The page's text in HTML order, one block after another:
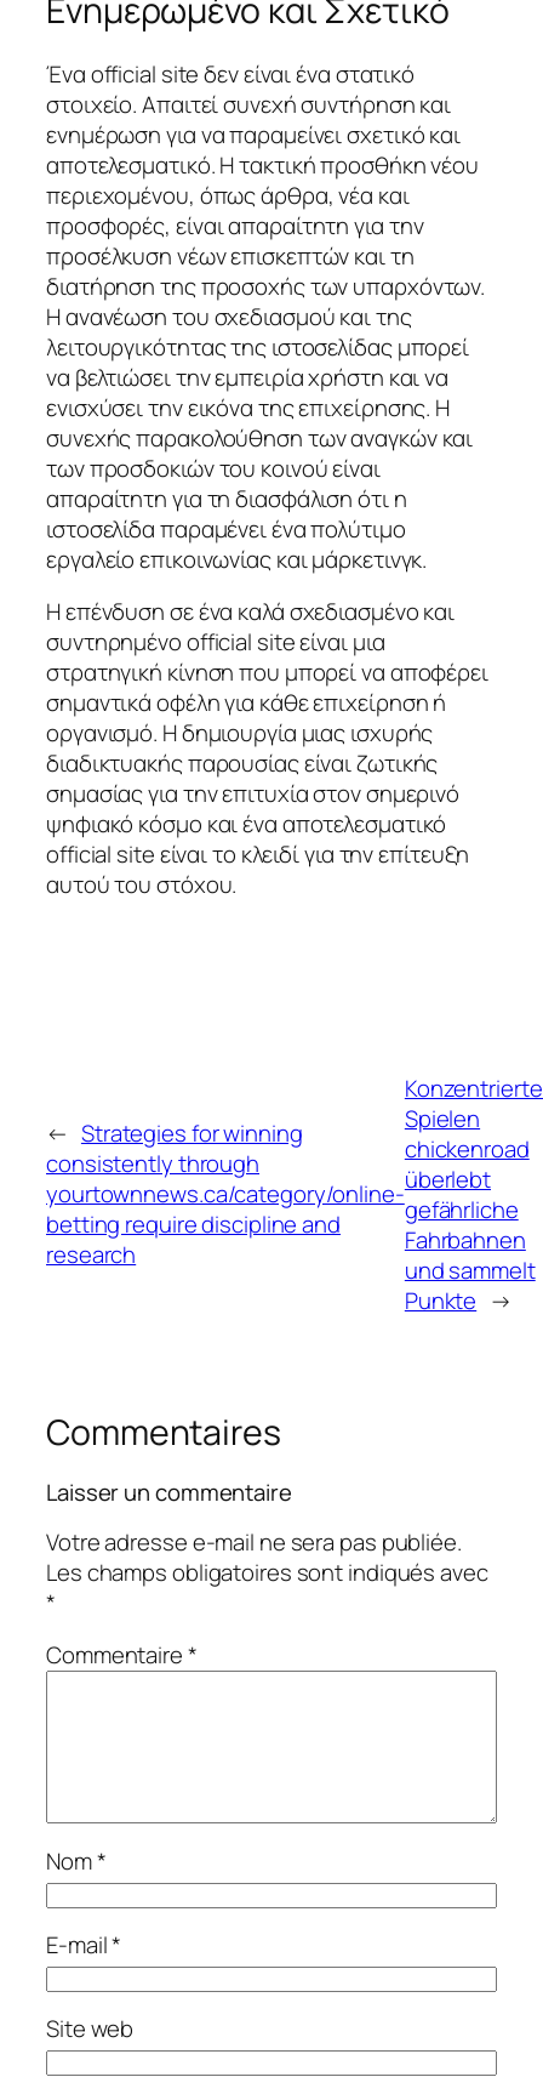
Ενημερωμένο και Σχετικό
Ένα official site δεν είναι ένα στατικό
στοιχείο. Απαιτεί συνεχή συντήρηση και
ενημέρωση για να παραμείνει σχετικό και
αποτελεσματικό. Η τακτική προσθήκη νέου
περιεχομένου, όπως άρθρα, νέα και
προσφορές, είναι απαραίτητη για την
προσέλκυση νέων επισκεπτών και τη
διατήρηση της προσοχής των υπαρχόντων.
Η ανανέωση του σχεδιασμού και της
λειτουργικότητας της ιστοσελίδας μπορεί
να βελτιώσει την εμπειρία χρήστη και να
ενισχύσει την εικόνα της επιχείρησης. Η
συνεχής παρακολούθηση των αναγκών και
των προσδοκιών του κοινού είναι
απαραίτητη για τη διασφάλιση ότι η
ιστοσελίδα παραμένει ένα πολύτιμο
εργαλείο επικοινωνίας και μάρκετινγκ.
Η επένδυση σε ένα καλά σχεδιασμένο και
συντηρημένο official site είναι μια
στρατηγική κίνηση που μπορεί να αποφέρει
σημαντικά οφέλη για κάθε επιχείρηση ή
οργανισμό. Η δημιουργία μιας ισχυρής
διαδικτυακής παρουσίας είναι ζωτικής
σημασίας για την επιτυχία στον σημερινό
ψηφιακό κόσμο και ένα αποτελεσματικό
official site είναι το κλειδί για την επίτευξη
αυτού του στόχου.
← Strategies for winning
consistently through
yourtownnews.ca/category/online-
betting require discipline and
research
Spielen
chickenroad
überlebt
gefährliche
Fahrbahnen
und sammelt
Punkte →
Commentaires
Laisser un commentaire
Votre adresse e-mail ne sera pas publiée.
Les champs obligatoires sont indiqués avec
*
Commentaire*
Nom*
E-mail*
Site web